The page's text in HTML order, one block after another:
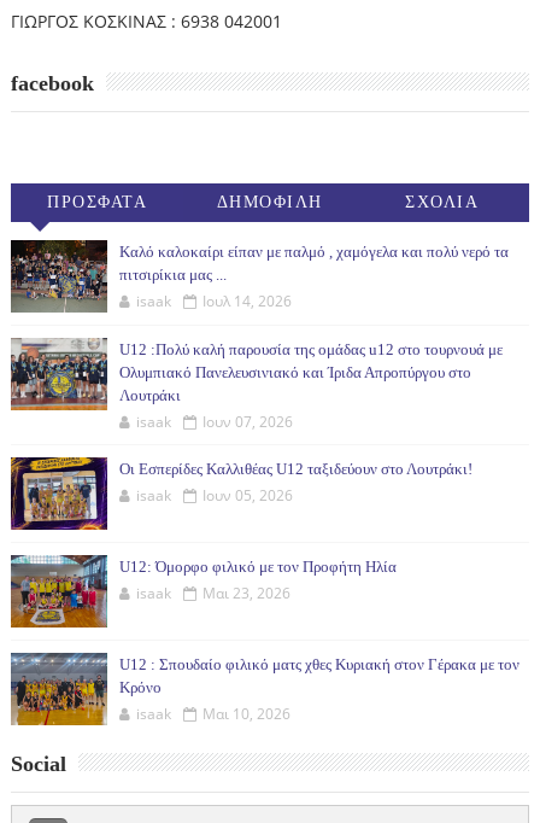
ΓΙΩΡΓΟΣ ΚΟΣΚΙΝΑΣ : 6938 042001
facebook
ΠΡΟΣΦΑΤΑ ΔΗΜΟΦΙΛΗ ΣΧΟΛΙΑ
Καλό καλοκαίρι είπαν με παλμό , χαμόγελα και πολύ νερό τα
πιτσιρίκια μας ...
isaak Ιουλ 14, 2026
U12 :Πολύ καλή παρουσία της ομάδας u12 στο τουρνουά με
Ολυμπιακό Πανελευσινιακό και Ίριδα Απροπύργου στο
Λουτράκι
isaak Ιουν 07, 2026
Οι Εσπερίδες Καλλιθέας U12 ταξιδεύουν στο Λουτράκι!
isaak Ιουν 05, 2026
U12: Όμορφο φιλικό με τον Προφήτη Ηλία
isaak Μαι 23, 2026
U12 : Σπουδαίο φιλικό ματς χθες Κυριακή στον Γέρακα με τον
Κρόνο
isaak Μαι 10, 2026
Social